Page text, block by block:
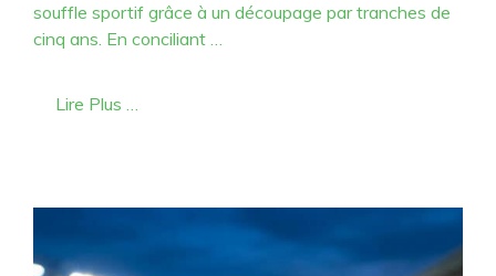
souffle sportif grâce à un découpage par tranches de
cinq ans. En conciliant …
Lire Plus …